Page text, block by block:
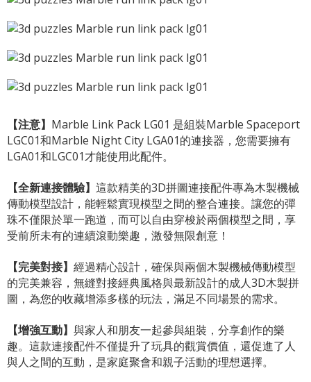
【注意】 Marble Link Pack LG01 是組裝Marble Spaceport
LGC01和Marble Night City LGA01的連接器，您需要擁有
LGA01和LGC01才能使用此配件。
【全新連接體驗】 這款精美的3D拼圖連接配件專為木製機械
傳動模型設計，能輕鬆實現模型之間的整合連接。讓您的彈
珠不僅限於單一跑道，而可以自由穿梭於兩個模型之間，享
受前所未有的連續滾動樂趣，激發無限創意！
【完美對接】 經過精心設計，確保與兩個木製機械傳動模型
的完美兼容，無縫對接經典風格與最新設計的成人3D木製拼
圖，為您的收藏增添多樣的玩法，滿足不同場景的需求。
【增強互動】 與家人和朋友一起參與組裝，分享創作的樂
趣。這款連接配件不僅提升了玩具的觀賞價值，還促進了人
與人之間的互動，是家庭聚會和親子活動的理想選擇。